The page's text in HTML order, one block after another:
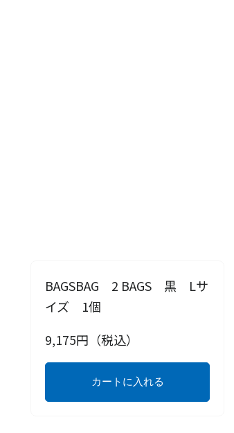
BAGSBAG 2 BAGS 黒 Lサ
イズ 1個
9,175円（税込）
カートに入れる